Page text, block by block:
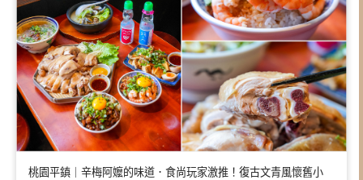
桃園平鎮｜辛梅阿嬤的味道．食尚玩家激推！復古文青風懷舊小